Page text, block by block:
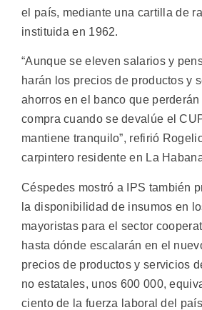
el país, mediante una cartilla de
instituida en 1962.
“Aunque se eleven salarios y
harán los precios de productos y
ahorros en el banco que
compra cuando se devalúe el
mantiene tranquilo”, refirió
carpintero residente en La
Céspedes mostró a IPS también
la disponibilidad de insumos en
mayoristas para el sector
hasta dónde escalarán en el
precios de productos y servicios
no estatales, unos 600 000,
ciento de la fuerza laboral del